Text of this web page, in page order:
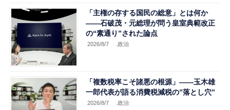
「主権の存する国民の総意」とは何か
――石破茂・元総理が問う皇室典範改正
の“素通り”された論点
2026/8/7 .政治
「複数税率こそ諸悪の根源」――玉木雄
一郎代表が語る消費税減税の”落とし穴”
2026/8/7 .政治